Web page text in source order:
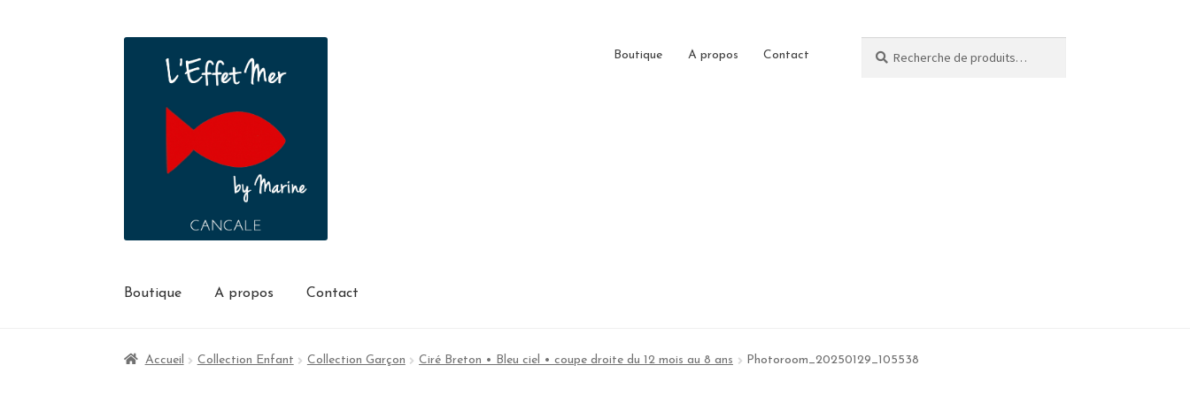
Boutique A propos Contact
Boutique A propos Contact
Accueil Collection Enfant Collection Garçon Ciré Breton • Bleu ciel • coupe droite du 12 mois au 8 ans Photoroom_20250129_105538